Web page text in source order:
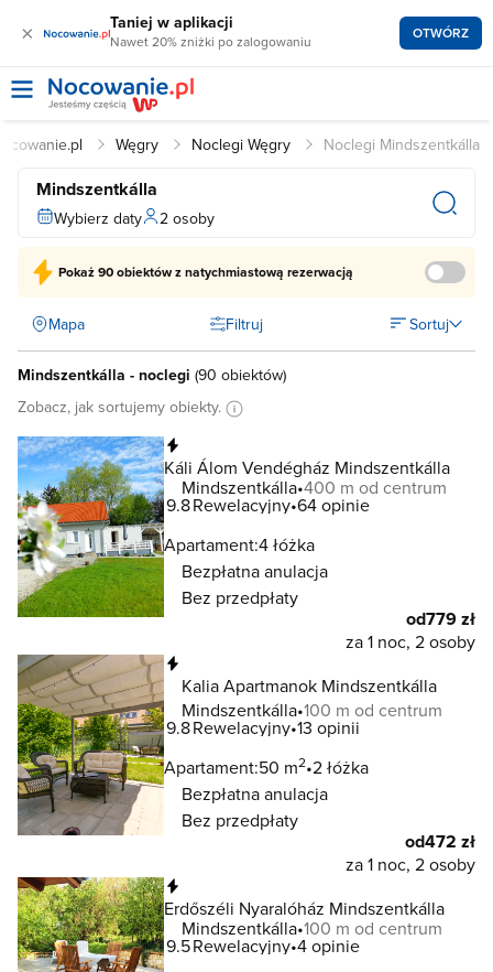
× Taniej w aplikacji
Nawet 20% zniżki po zalogowaniu OTWÓRZ
Węgry Noclegi Węgry Noclegi Mindszentkálla
Mindszentkálla
Wybierz daty 2 osoby
Pokaż90 obiektówz natychmiastową rezerwacją
Mapa Filtruj Sortuj
Mindszentkálla - noclegi (90 obiektów)
Zobacz, jak sortujemy obiekty.
Káli Álom Vendégház Mindszentkálla
Mindszentkálla 400 m od centrum
9.8Rewelacyjny 64 opinie
Apartament:4 łóżka
Bezpłatna anulacja
Bez przedpłaty
od779 zł
za 1 noc, 2 osoby
Kalia Apartmanok Mindszentkálla
Mindszentkálla 100 m od centrum
9.8Rewelacyjny 13 opinii
Apartament:50 m2 2 łóżka
Bezpłatna anulacja
Bez przedpłaty
od472 zł
za 1 noc, 2 osoby
Erdőszéli Nyaralóház Mindszentkálla
Mindszentkálla 100 m od centrum
9.5Rewelacyjny 4 opinie